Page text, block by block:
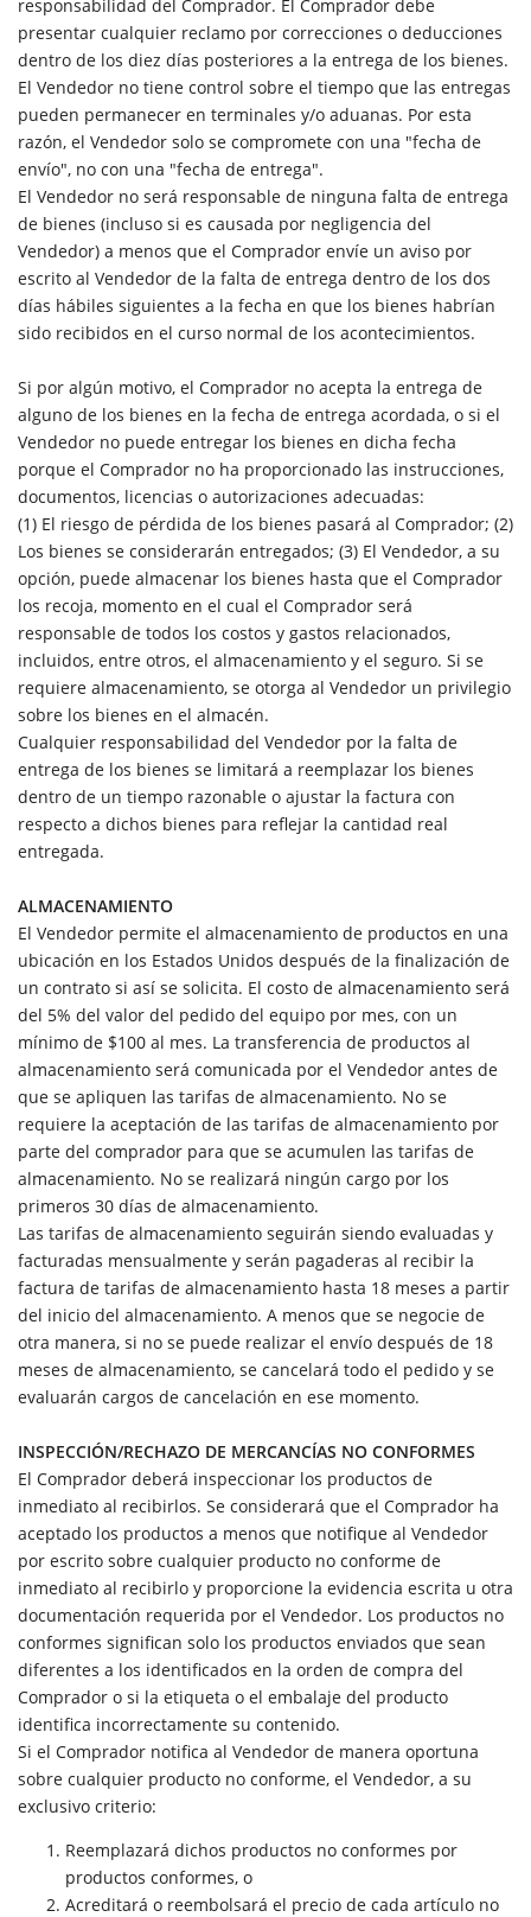
responsabilidad del Comprador. El Comprador debe
presentar cualquier reclamo por correcciones o deducciones
dentro de los diez días posteriores a la entrega de los bienes.
El Vendedor no tiene control sobre el tiempo que las entregas
pueden permanecer en terminales y/o aduanas. Por esta
razón, el Vendedor solo se compromete con una "fecha de
envío", no con una "fecha de entrega".
El Vendedor no será responsable de ninguna falta de entrega
de bienes (incluso si es causada por negligencia del
Vendedor) a menos que el Comprador envíe un aviso por
escrito al Vendedor de la falta de entrega dentro de los dos
días hábiles siguientes a la fecha en que los bienes habrían
sido recibidos en el curso normal de los acontecimientos.
Si por algún motivo, el Comprador no acepta la entrega de
alguno de los bienes en la fecha de entrega acordada, o si el
Vendedor no puede entregar los bienes en dicha fecha
porque el Comprador no ha proporcionado las instrucciones,
documentos, licencias o autorizaciones adecuadas:
(1) El riesgo de pérdida de los bienes pasará al Comprador; (2)
Los bienes se considerarán entregados; (3) El Vendedor, a su
opción, puede almacenar los bienes hasta que el Comprador
los recoja, momento en el cual el Comprador será
responsable de todos los costos y gastos relacionados,
incluidos, entre otros, el almacenamiento y el seguro. Si se
requiere almacenamiento, se otorga al Vendedor un privilegio
sobre los bienes en el almacén.
Cualquier responsabilidad del Vendedor por la falta de
entrega de los bienes se limitará a reemplazar los bienes
dentro de un tiempo razonable o ajustar la factura con
respecto a dichos bienes para reflejar la cantidad real
entregada.
ALMACENAMIENTO
El Vendedor permite el almacenamiento de productos en una
ubicación en los Estados Unidos después de la finalización de
un contrato si así se solicita. El costo de almacenamiento será
del 5% del valor del pedido del equipo por mes, con un
mínimo de $100 al mes. La transferencia de productos al
almacenamiento será comunicada por el Vendedor antes de
que se apliquen las tarifas de almacenamiento. No se
requiere la aceptación de las tarifas de almacenamiento por
parte del comprador para que se acumulen las tarifas de
almacenamiento. No se realizará ningún cargo por los
primeros 30 días de almacenamiento.
Las tarifas de almacenamiento seguirán siendo evaluadas y
facturadas mensualmente y serán pagaderas al recibir la
factura de tarifas de almacenamiento hasta 18 meses a partir
del inicio del almacenamiento. A menos que se negocie de
otra manera, si no se puede realizar el envío después de 18
meses de almacenamiento, se cancelará todo el pedido y se
evaluarán cargos de cancelación en ese momento.
INSPECCIÓN/RECHAZO DE MERCANCÍAS NO CONFORMES
El Comprador deberá inspeccionar los productos de
inmediato al recibirlos. Se considerará que el Comprador ha
aceptado los productos a menos que notifique al Vendedor
por escrito sobre cualquier producto no conforme de
inmediato al recibirlo y proporcione la evidencia escrita u otra
documentación requerida por el Vendedor. Los productos no
conformes significan solo los productos enviados que sean
diferentes a los identificados en la orden de compra del
Comprador o si la etiqueta o el embalaje del producto
identifica incorrectamente su contenido.
Si el Comprador notifica al Vendedor de manera oportuna
sobre cualquier producto no conforme, el Vendedor, a su
exclusivo criterio:
Reemplazará dichos productos no conformes por
productos conformes, o
Acreditará o reembolsará el precio de cada artículo no